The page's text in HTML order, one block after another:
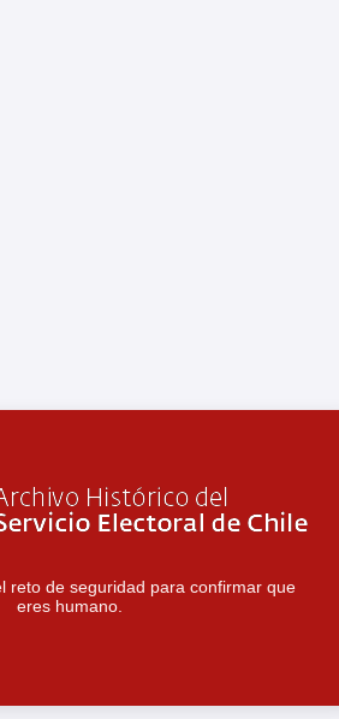
reto de seguridad para confirmar que
eres humano.